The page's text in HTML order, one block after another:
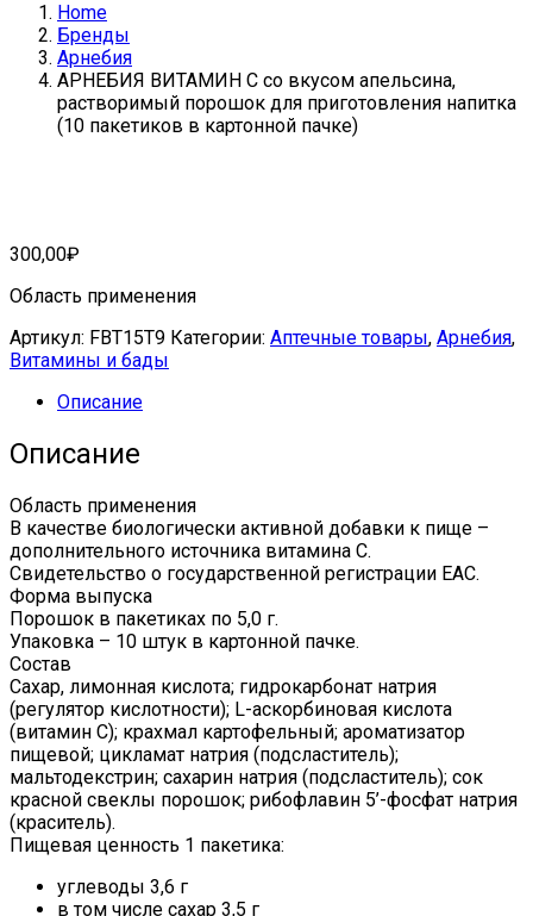
Home
Бренды
Арнебия
АРНЕБИЯ ВИТАМИН С со вкусом апельсина,
растворимый порошок для приготовления напитка
(10 пакетиков в картонной пачке)
300,00₽
Область применения
Артикул: FBT15T9 Категории: Аптечные товары, Арнебия,
Витамины и бады
Описание
Описание
Область применения
В качестве биологически активной добавки к пище –
дополнительного источника витамина С.
Свидетельство о государственной регистрации ЕАС.
Форма выпуска
Порошок в пакетиках по 5,0 г.
Упаковка – 10 штук в картонной пачке.
Состав
Сахар, лимонная кислота; гидрокарбонат натрия
(регулятор кислотности); L-аскорбиновая кислота
(витамин С); крахмал картофельный; ароматизатор
пищевой; цикламат натрия (подсластитель);
мальтодекстрин; сахарин натрия (подсластитель); сок
красной свеклы порошок; рибофлавин 5’-фосфат натрия
(краситель).
Пищевая ценность 1 пакетика:
углеводы 3,6 г
в том числе сахар 3,5 г